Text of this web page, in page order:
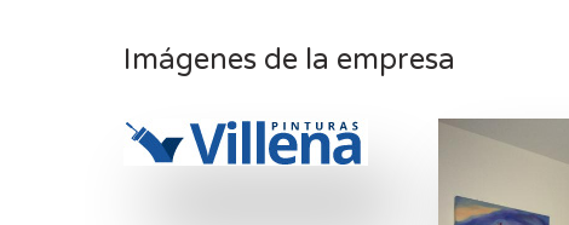
Imágenes de la empresa